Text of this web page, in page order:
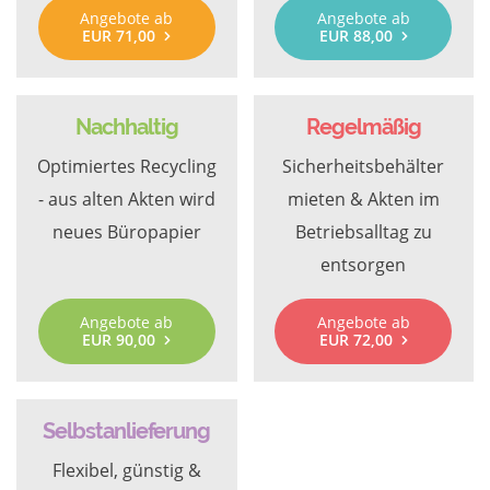
Angebote ab
EUR 71,00
Angebote ab
EUR 88,00
Nachhaltig
Optimiertes Recycling
- aus alten Akten wird
neues Büropapier
Angebote ab
EUR 90,00
Regelmäßig
Sicherheitsbehälter
mieten & Akten im
Betriebsalltag zu
entsorgen
Angebote ab
EUR 72,00
Selbstanlieferung
Flexibel, günstig &